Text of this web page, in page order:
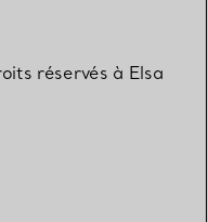
réservés à Elsa